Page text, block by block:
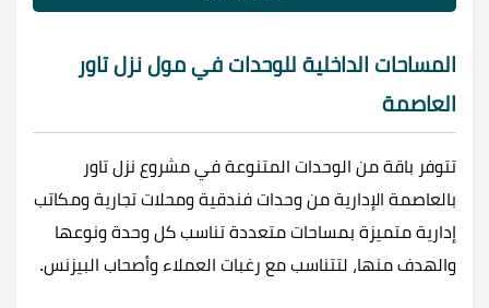
المساحات الداخلية للوحدات في مول نزل تاور
العاصمة
تتوفر باقة من الوحدات المتنوعة في مشروع نزل تاور
بالعاصمة الإدارية من وحدات فندقية ومحلات تجارية ومكاتب
إدارية متميزة بمساحات متعددة تناسب كل وحدة ونوعها
والهدف منها، لتتناسب مع رغبات العملاء وأصحاب البيزنس.